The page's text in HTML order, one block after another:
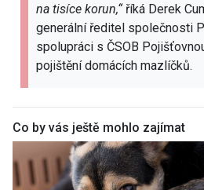
na tisíce korun,“říká Derek
generální ředitel společnosti
spolupráci s ČSOB
pojištění domácích mazlíčků.
Co by vás ještě mohlo zajímat